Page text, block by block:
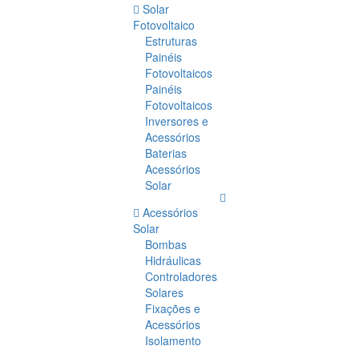
Solar
Fotovoltaico
Estruturas
Painéis
Fotovoltaicos
Painéis
Fotovoltaicos
Inversores e
Acessórios
Baterias
Acessórios
Solar
Acessórios
Solar
Bombas
Hidráulicas
Controladores
Solares
Fixações e
Acessórios
Isolamento